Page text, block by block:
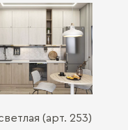
(арт. 253)